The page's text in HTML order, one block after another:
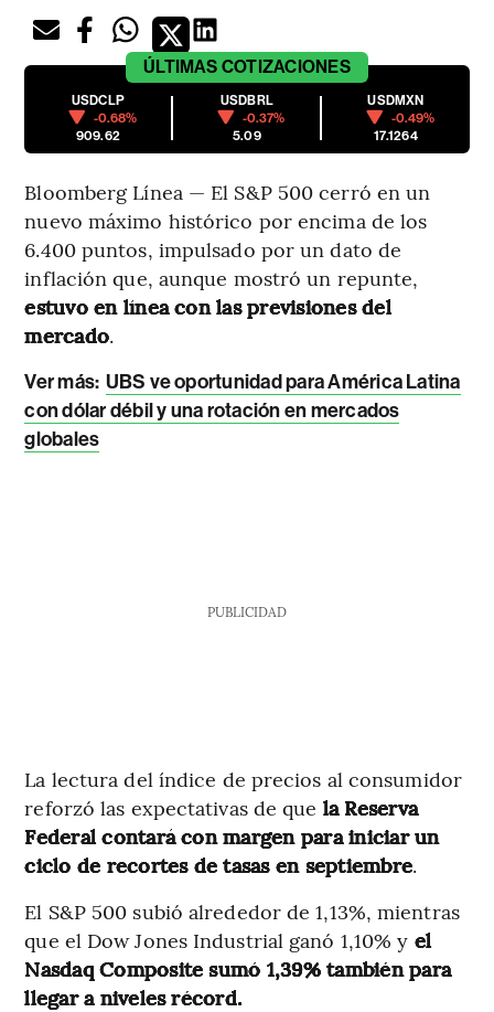
ÚLTIMAS COTIZACIONES
USDCLP
-0.68%
909.62
USDBRL
-0.37%
5.09
USDMXN
-0.49%
17.1264
Bloomberg Línea — El S&P 500 cerró en un
nuevo máximo histórico por encima de los
6.400 puntos, impulsado por un dato de
inflación que, aunque mostró un repunte,
estuvo en línea con las previsiones del
mercado.
Ver más: UBS ve oportunidad para América Latina
con dólar débil y una rotación en mercados
globales
PUBLICIDAD
La lectura del índice de precios al consumidor
reforzó las expectativas de que la Reserva
Federal contará con margen para iniciar un
ciclo de recortes de tasas en septiembre.
El S&P 500 subió alrededor de 1,13%, mientras
que el Dow Jones Industrial ganó 1,10% y el
Nasdaq Composite sumó 1,39% también para
llegar a niveles récord.